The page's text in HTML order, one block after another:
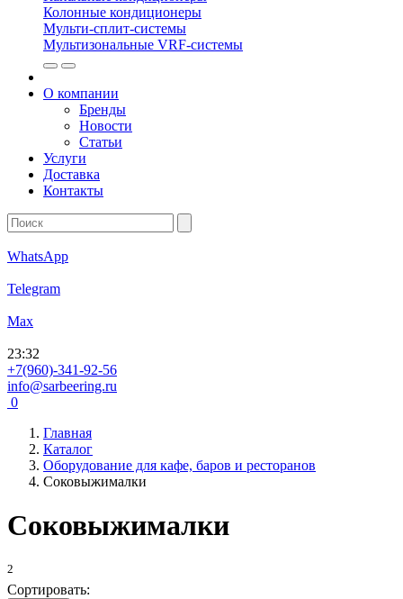
Колонные кондиционеры
Мульти-сплит-системы
Мультизональные VRF-системы
О компании
Бренды
Новости
Статьи
Услуги
Доставка
Контакты
WhatsApp
Telegram
Max
23:32
+7(960)-341-92-56
info@sarbeering.ru
0
Главная
Каталог
Оборудование для кафе, баров и ресторанов
Соковыжималки
Соковыжималки
2
Сортировать: